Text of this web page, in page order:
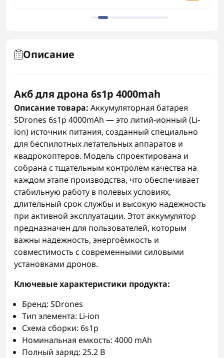
Описание
Акб для дрона 6s1p 4000mah
Описание товара: Аккумуляторная батарея
SDrones 6s1p 4000mAh — это литий-ионный (Li-
ion) источник питания, созданный специально
для беспилотных летательных аппаратов и
квадрокоптеров. Модель спроектирована и
собрана с тщательным контролем качества на
каждом этапе производства, что обеспечивает
стабильную работу в полевых условиях,
длительный срок службы и высокую надежность
при активной эксплуатации. Этот аккумулятор
предназначен для пользователей, которым
важны надежность, энергоёмкость и
совместимость с современными силовыми
установками дронов.
Ключевые характеристики продукта:
Бренд: SDrones
Тип элемента: Li-ion
Схема сборки: 6s1p
Номинальная емкость: 4000 mAh
Полный заряд: 25.2 В